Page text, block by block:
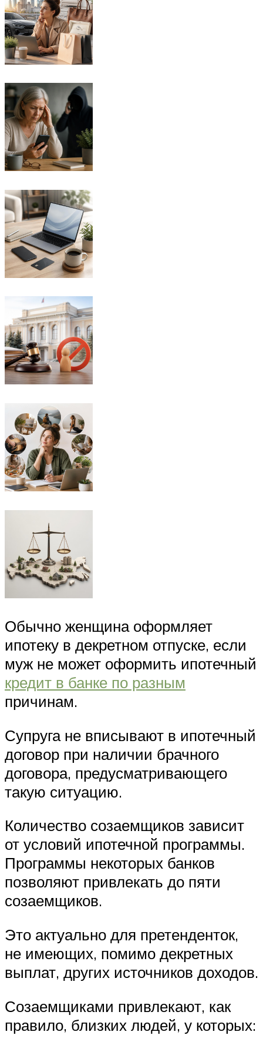
Обычно женщина оформляет
ипотеку в декретном отпуске, если
муж не может оформить ипотечный
кредит в банке по разным
причинам.
Супруга не вписывают в ипотечный
договор при наличии брачного
договора, предусматривающего
такую ситуацию.
Количество созаемщиков зависит
от условий ипотечной программы.
Программы некоторых банков
позволяют привлекать до пяти
созаемщиков.
Это актуально для претенденток,
не имеющих, помимо декретных
выплат, других источников доходов.
Созаемщиками привлекают, как
правило, близких людей, у которых: